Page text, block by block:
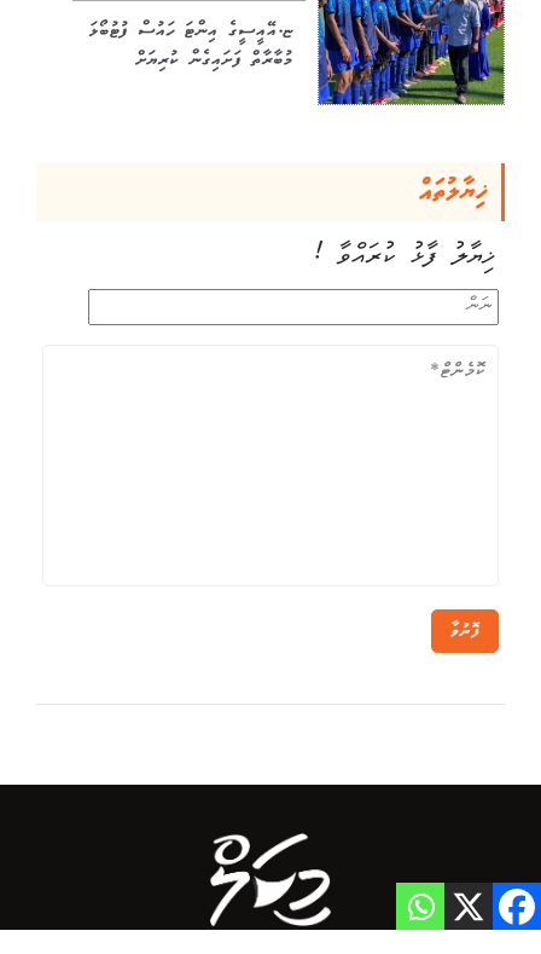
ޏ.އޭއީސީގެ އިންޓަ ހައުސް ފުޓުބޯޅަ
މުބާރާތް ފަށައިގެން ކުރިޔަށް
ޚިޔާލުތައް
ޚިޔާލު ފާޅު ކުރައްވާ !
ފޮނުވާ